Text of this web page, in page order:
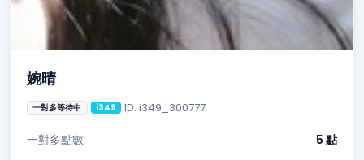
婉晴
一對多等待中 i349 ID: i349_300777
一對多點數
5 點